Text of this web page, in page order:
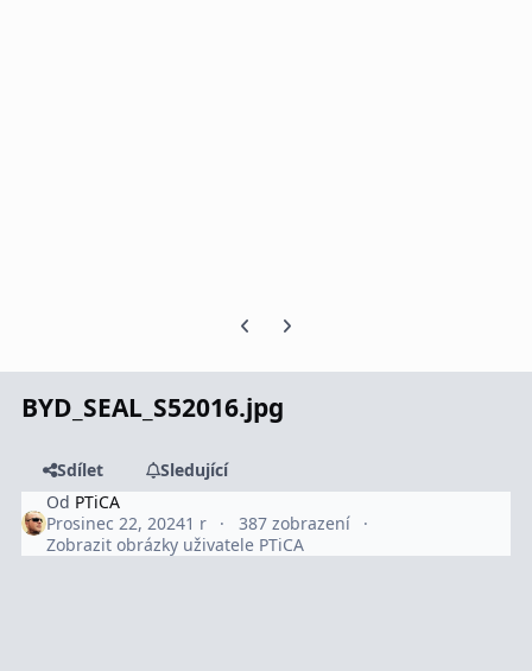
Předchozí snímek karuselu
Další snímek karuselu
BYD_SEAL_S52016.jpg
Sdílet
Sledující
Od PTiCA
Prosinec 22, 20241 r
387 zobrazení
Zobrazit obrázky uživatele PTiCA